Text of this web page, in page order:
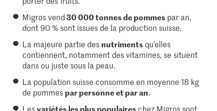
Migros vend30 000 tonnes de pommes par an,
dont 90 % sont issues de la production suisse.
La majeure partie des nutriments qu’elles
contiennent, notamment des vitamines, se situent
dans ou juste sous la peau.
La population suisse consomme en moyenne 18 kg
de pommes par personne et par an.
Lesvariétés les plus populaireschez Migros sont